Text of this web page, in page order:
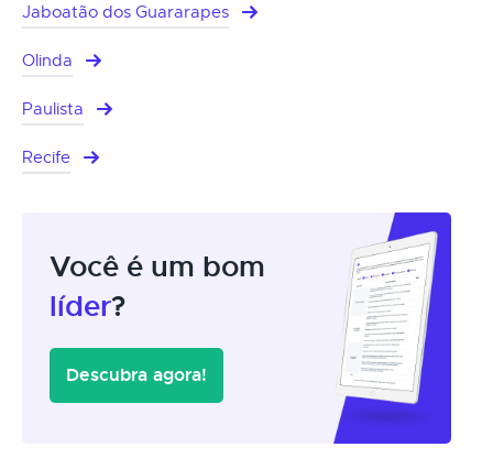
Jaboatão dos Guararapes
Olinda
Paulista
Recife
Você é um bom
líder?
Descubra agora!